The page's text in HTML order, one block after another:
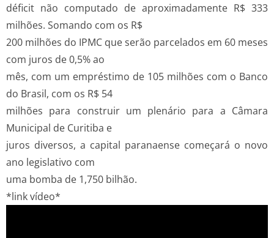
déficit não computado de aproximadamente R$ 333
milhões. Somando com os R$
200 milhões do IPMC que serão parcelados em 60 meses
com juros de 0,5% ao
mês, com um empréstimo de 105 milhões com o Banco
do Brasil, com os R$ 54
milhões para construir um plenário para a Câmara
Municipal de Curitiba e
juros diversos, a capital paranaense começará o novo
ano legislativo com
uma bomba de 1,750 bilhão.
*link vídeo*